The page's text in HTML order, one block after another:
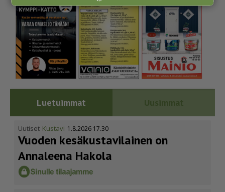
Luetuimmat Uusimmat
Uutiset Kustavi 1.8.2026 17.30
Vuoden kesäkus­ta­vi­lainen on
Annaleena Hakola